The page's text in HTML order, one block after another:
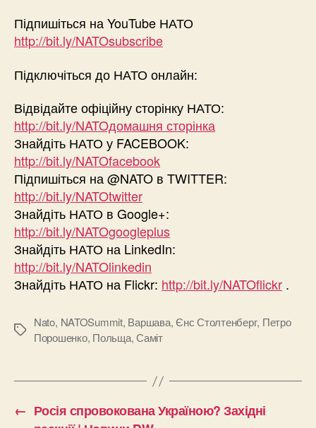
Підпишіться на YouTube НАТО
http://bit.ly/NATOsubscribe
Підключіться до НАТО онлайн:
Відвідайте офіційну сторінку НАТО:
http://bit.ly/NATOдомашня сторінка
Знайдіть НАТО у FACEBOOK:
http://bit.ly/NATOfacebook
Підпишіться на @NATO в TWITTER:
http://bit.ly/NATOtwitter
Знайдіть НАТО в Google+:
http://bit.ly/NATOgoogleplus
Знайдіть НАТО на LinkedIn:
http://bit.ly/NATOlinkedin
Знайдіть НАТО на Flickr: http://bit.ly/NATOflickr .
Позначки
Nato, NATOSummit, Варшава,Єнс Столтенберг, Петро
Порошенко, Польща,Саміт
← Росія спровокована Україною? Західні